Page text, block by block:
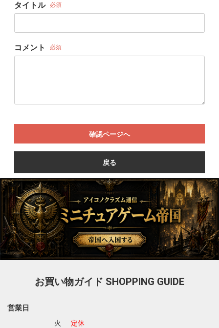
タイトル 必須
コメント 必須
確認ページへ
戻る
お買い物ガイド SHOPPING GUIDE
営業日
火
定休